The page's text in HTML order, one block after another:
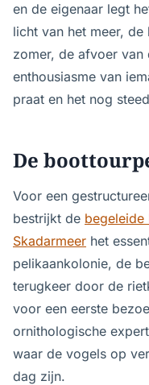
en de eigenaar legt
licht van het meer,
zomer, de afvoer
enthousiasme van
praat en het nog
De
Voor een
bestrijkt de
Skadarmeer het
pelikaankolonie, de
terugkeer door de
voor een eerste
ornithologische
waar de vogels op
dag zijn.